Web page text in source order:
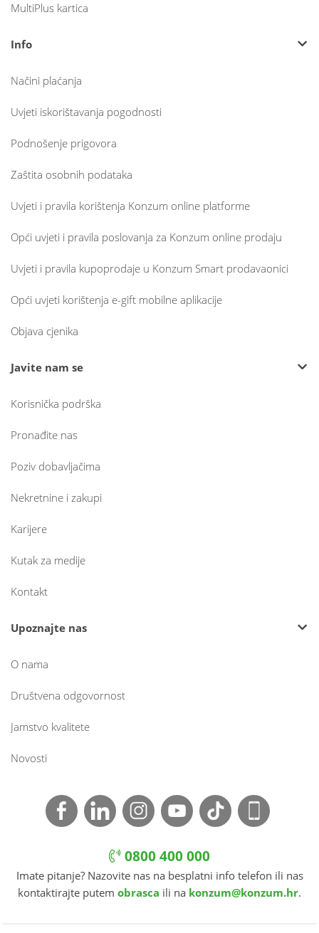
MultiPlus kartica
Info
Načini plaćanja
Uvjeti iskorištavanja pogodnosti
Podnošenje prigovora
Zaštita osobnih podataka
Uvjeti i pravila korištenja Konzum online platforme
Opći uvjeti i pravila poslovanja za Konzum online prodaju
Uvjeti i pravila kupoprodaje u Konzum Smart prodavaonici
Opći uvjeti korištenja e-gift mobilne aplikacije
Objava cjenika
Javite nam se
Korisnička podrška
Pronađite nas
Poziv dobavljačima
Nekretnine i zakupi
Karijere
Kutak za medije
Kontakt
Upoznajte nas
O nama
Društvena odgovornost
Jamstvo kvalitete
Novosti
0800 400 000
Imate pitanje? Nazovite nas na besplatni info telefon ili nas
kontaktirajte putem obrasca ili na konzum@konzum.hr.